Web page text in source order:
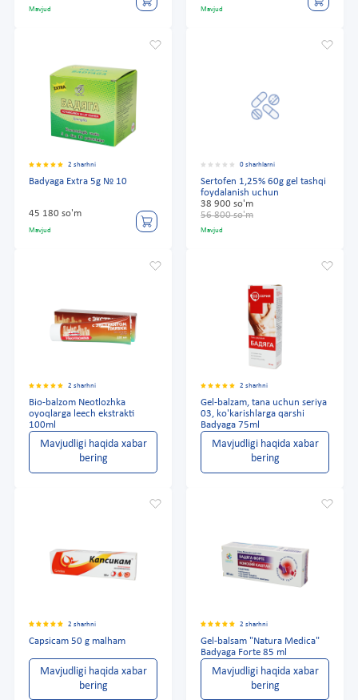
Mavjud Mavjud
2 sharhni
Badyaga Extra 5g № 10
45 180 so'm
Mavjud
0 sharhlarni
Sertofen 1,25% 60g gel tashqi
foydalanish uchun
38 900 so'm
56 800 so'm
Mavjud
2 sharhni
Bio-balzom Neotlozhka
oyoqlarga leech ekstrakti
100ml
Mavjudligi haqida xabar
bering
2 sharhni
Gel-balzam, tana uchun seriya
03, ko'karishlarga qarshi
Badyaga 75ml
Mavjudligi haqida xabar
bering
2 sharhni
Capsicam 50 g malham
Mavjudligi haqida xabar
bering
2 sharhni
Gel-balsam "Natura Medica"
Badyaga Forte 85 ml
Mavjudligi haqida xabar
bering